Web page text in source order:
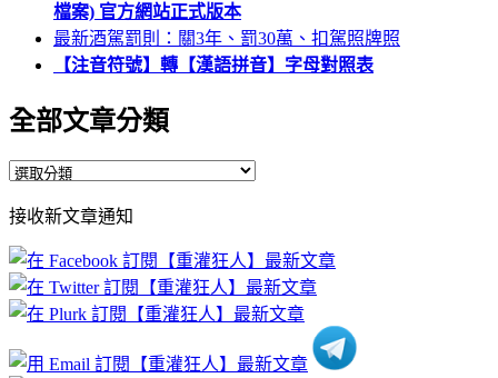
檔案) 官方網站正式版本
最新酒駕罰則：關3年、罰30萬、扣駕照牌照
【注音符號】轉【漢語拼音】字母對照表
全部文章分類
全
文
章
分
類
接收新文章通知